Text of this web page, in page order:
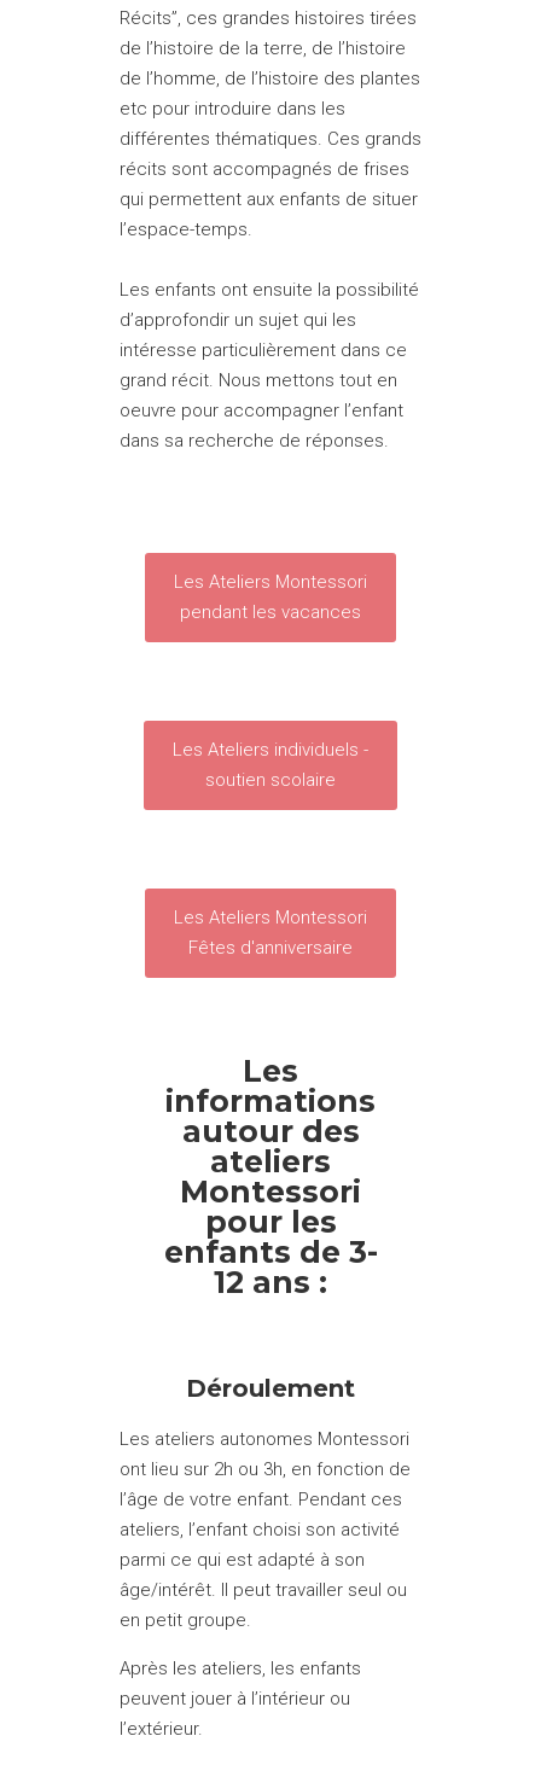
Récits”, ces grandes histoires tirées
de l’histoire de la terre, de l’histoire
de l’homme, de l’histoire des plantes
etc pour introduire dans les
différentes thématiques. Ces grands
récits sont accompagnés de frises
qui permettent aux enfants de situer
l’espace-temps.
Les enfants ont ensuite la possibilité
d’approfondir un sujet qui les
intéresse particulièrement dans ce
grand récit. Nous mettons tout en
oeuvre pour accompagner l’enfant
dans sa recherche de réponses.
Les Ateliers Montessori
pendant les vacances
Les Ateliers individuels -
soutien scolaire
Les Ateliers Montessori
Fêtes d'anniversaire
Les
informations
autour des
ateliers
Montessori
pour les
enfants de 3-
12 ans :
Déroulement
Les ateliers autonomes Montessori
ont lieu sur 2h ou 3h, en fonction de
l’âge de votre enfant. Pendant ces
ateliers, l’enfant choisi son activité
parmi ce qui est adapté à son
âge/intérêt. Il peut travailler seul ou
en petit groupe.
Après les ateliers, les enfants
peuvent jouer à l’intérieur ou
l’extérieur.